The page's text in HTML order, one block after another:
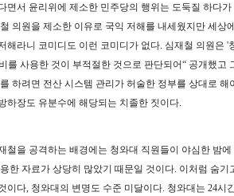
면서 윤리위에 제소한 민주당의 행위는 도둑질 하다
의원을 제소한 이유로 국익 저해를 내세웠지만 세상
해라니 코미디도 이런 코미디가 없다. 심재철 의원은 '
를 사용한 것이 부적절한 것으로 판단되어“ 공개했고
하려면 전산 시스템 관리가 허술한 정부를 상대로
하장도 유분수에 해당되는 치졸한 짓이다.
철을 공격하는 배경에는 청와대 직원들이 야심한 밤에
한 자료가 상당히 많았기 때문일 것이다. 이처럼 숨기
이다, 청와대의 변명도 수준 미달이다. 청와대는 24시